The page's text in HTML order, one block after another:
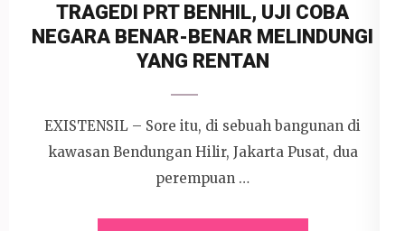
TRAGEDI PRT BENHIL, UJI COBA
NEGARA BENAR-BENAR MELINDUNGI
YANG RENTAN
EXISTENSIL – Sore itu, di sebuah bangunan di
kawasan Bendungan Hilir, Jakarta Pusat, dua
perempuan …